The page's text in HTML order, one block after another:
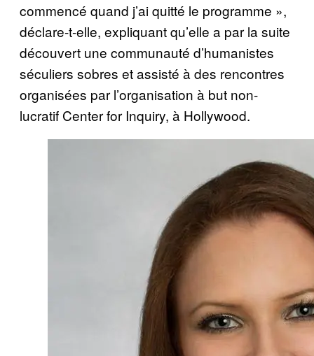
commencé quand j’ai quitté le programme »,
déclare-t-elle, expliquant qu’elle a par la suite
découvert une communauté d’humanistes
séculiers sobres et assisté à des rencontres
organisées par l’organisation à but non-
lucratif Center for Inquiry, à Hollywood.